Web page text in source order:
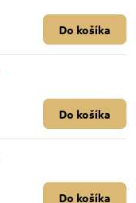
Do košíka
Do košíka
Do košíka